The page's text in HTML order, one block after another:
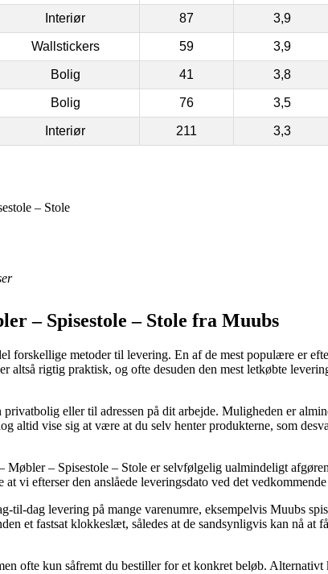
Interiør 87 3,9
Wallstickers 59 3,9
Bolig 41 3,8
Bolig 76 3,5
Interiør 211 3,3
– Stole
– Spisestole – Stole fra Muubs
forskellige metoder til levering. En af de mest populære er
altså rigtig praktisk, og ofte desuden den mest letkøbte
eller til adressen på dit arbejde. Muligheden er
altid vise sig at være at du selv henter produkterne, som
– Spisestole – Stole er selvfølgelig ualmindeligt
vi efterser den anslåede leveringsdato ved det
til-dag levering på mange varenumre, eksempelvis Muubs
et fastsat klokkeslæt, således at de sandsynligvis kan nå at
ofte kun såfremt du bestiller for et konkret beløb.